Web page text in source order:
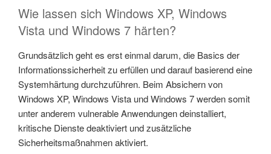
Wie lassen sich Windows XP, Windows
Vista und Windows 7 härten?
Grundsätzlich geht es erst einmal darum, die Basics der
Informationssicherheit zu erfüllen und darauf basierend eine
Systemhärtung durchzuführen. Beim Absichern von
Windows XP, Windows Vista und Windows 7 werden somit
unter anderem vulnerable Anwendungen deinstalliert,
kritische Dienste deaktiviert und zusätzliche
Sicherheitsmaßnahmen aktiviert.